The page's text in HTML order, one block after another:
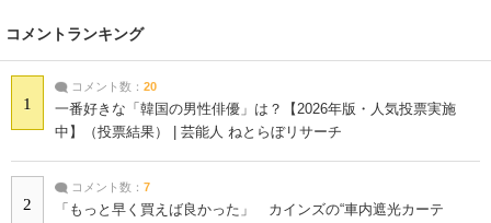
コメントランキング
1
コメント数： 20
一番好きな「韓国の男性俳優」は？【2026年版・人気投票実施
中】（投票結果） | 芸能人 ねとらぼリサーチ
2
コメント数： 7
「もっと早く買えば良かった」 カインズの“車内遮光カーテ